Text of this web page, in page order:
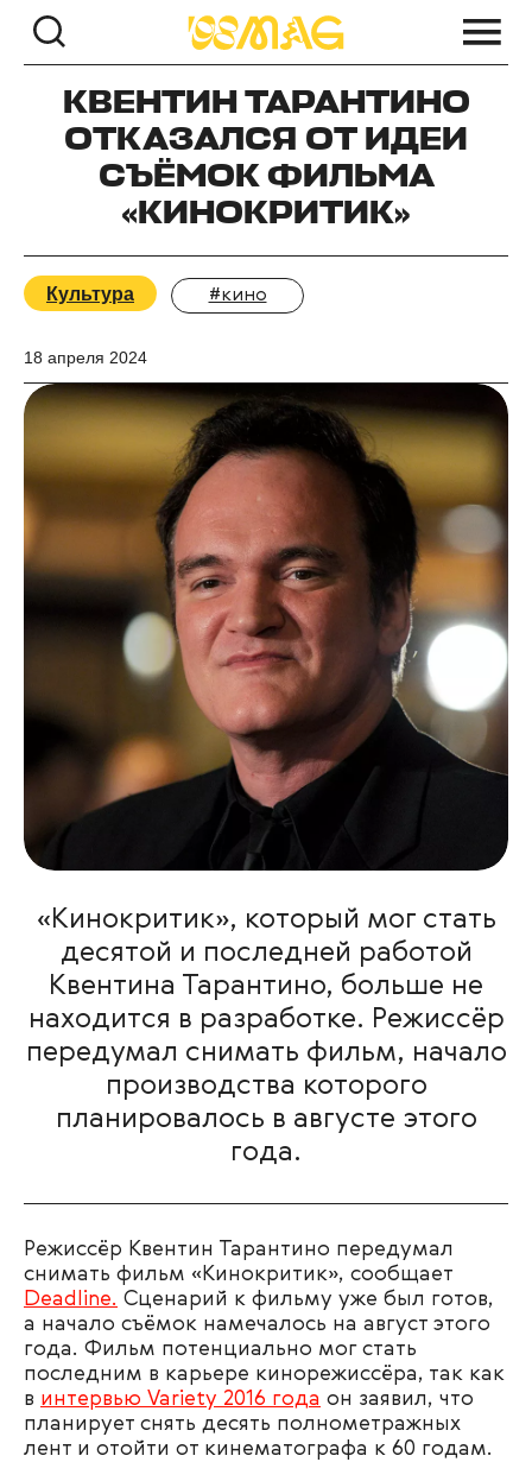
КВЕНТИН ТАРАНТИНО
ОТКАЗАЛСЯ ОТ ИДЕИ
СЪЁМОК ФИЛЬМА
«КИНОКРИТИК»
Культура #кино
18 апреля 2024
«Кинокритик», который мог стать
десятой и последней работой
Квентина Тарантино, больше не
находится в разработке. Режиссёр
передумал снимать фильм, начало
производства которого
планировалось в августе этого
года.
Режиссёр Квентин Тарантино передумал
снимать фильм «Кинокритик», сообщает
Deadline. Сценарий к фильму уже был готов,
а начало съёмок намечалось на август этого
года. Фильм потенциально мог стать
последним в карьере кинорежиссёра, так как
в интервью Variety 2016 года он заявил, что
планирует снять десять полнометражных
лент и отойти от кинематографа к 60 годам.